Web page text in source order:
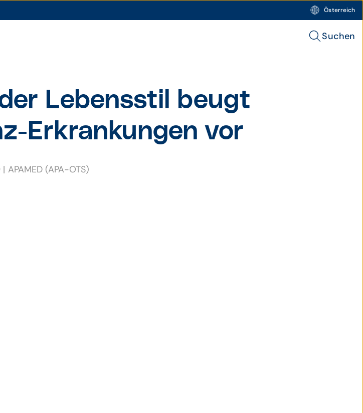
Österreich
Suchen
Lebensstil beugt
Erkran­kungen vor
| APAMED (APA-OTS)